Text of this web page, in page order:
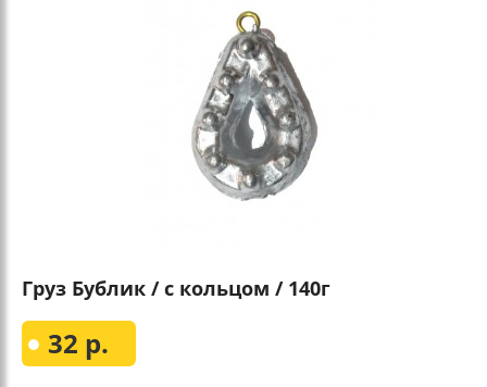
Груз Бублик / с кольцом / 140г
32 р.